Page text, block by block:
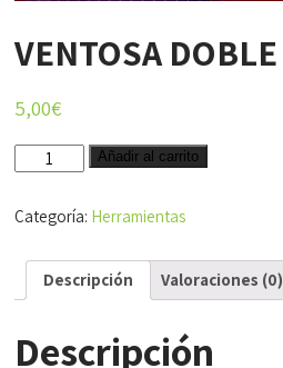
VENTOSA DOBLE
5,00€
VENTOSA
DOBLE
Añadir al carrito
Categoría: Herramientas
Descripción Valoraciones (0)
Descripción